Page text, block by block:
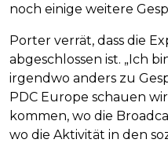
noch einige weitere
Porter verrät, dass die
abgeschlossen ist. „Ich
irgendwo anders zu
PDC Europe schauen
kommen, wo die
wo die Aktivität in den